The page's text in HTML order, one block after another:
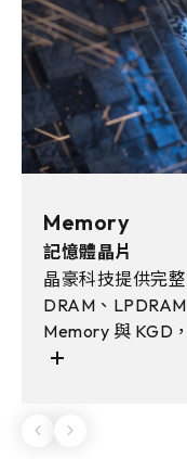
Memory
記憶體晶片
晶豪科技提供完
DRAM、
Memory 與 KGD
車用電子與AI邊